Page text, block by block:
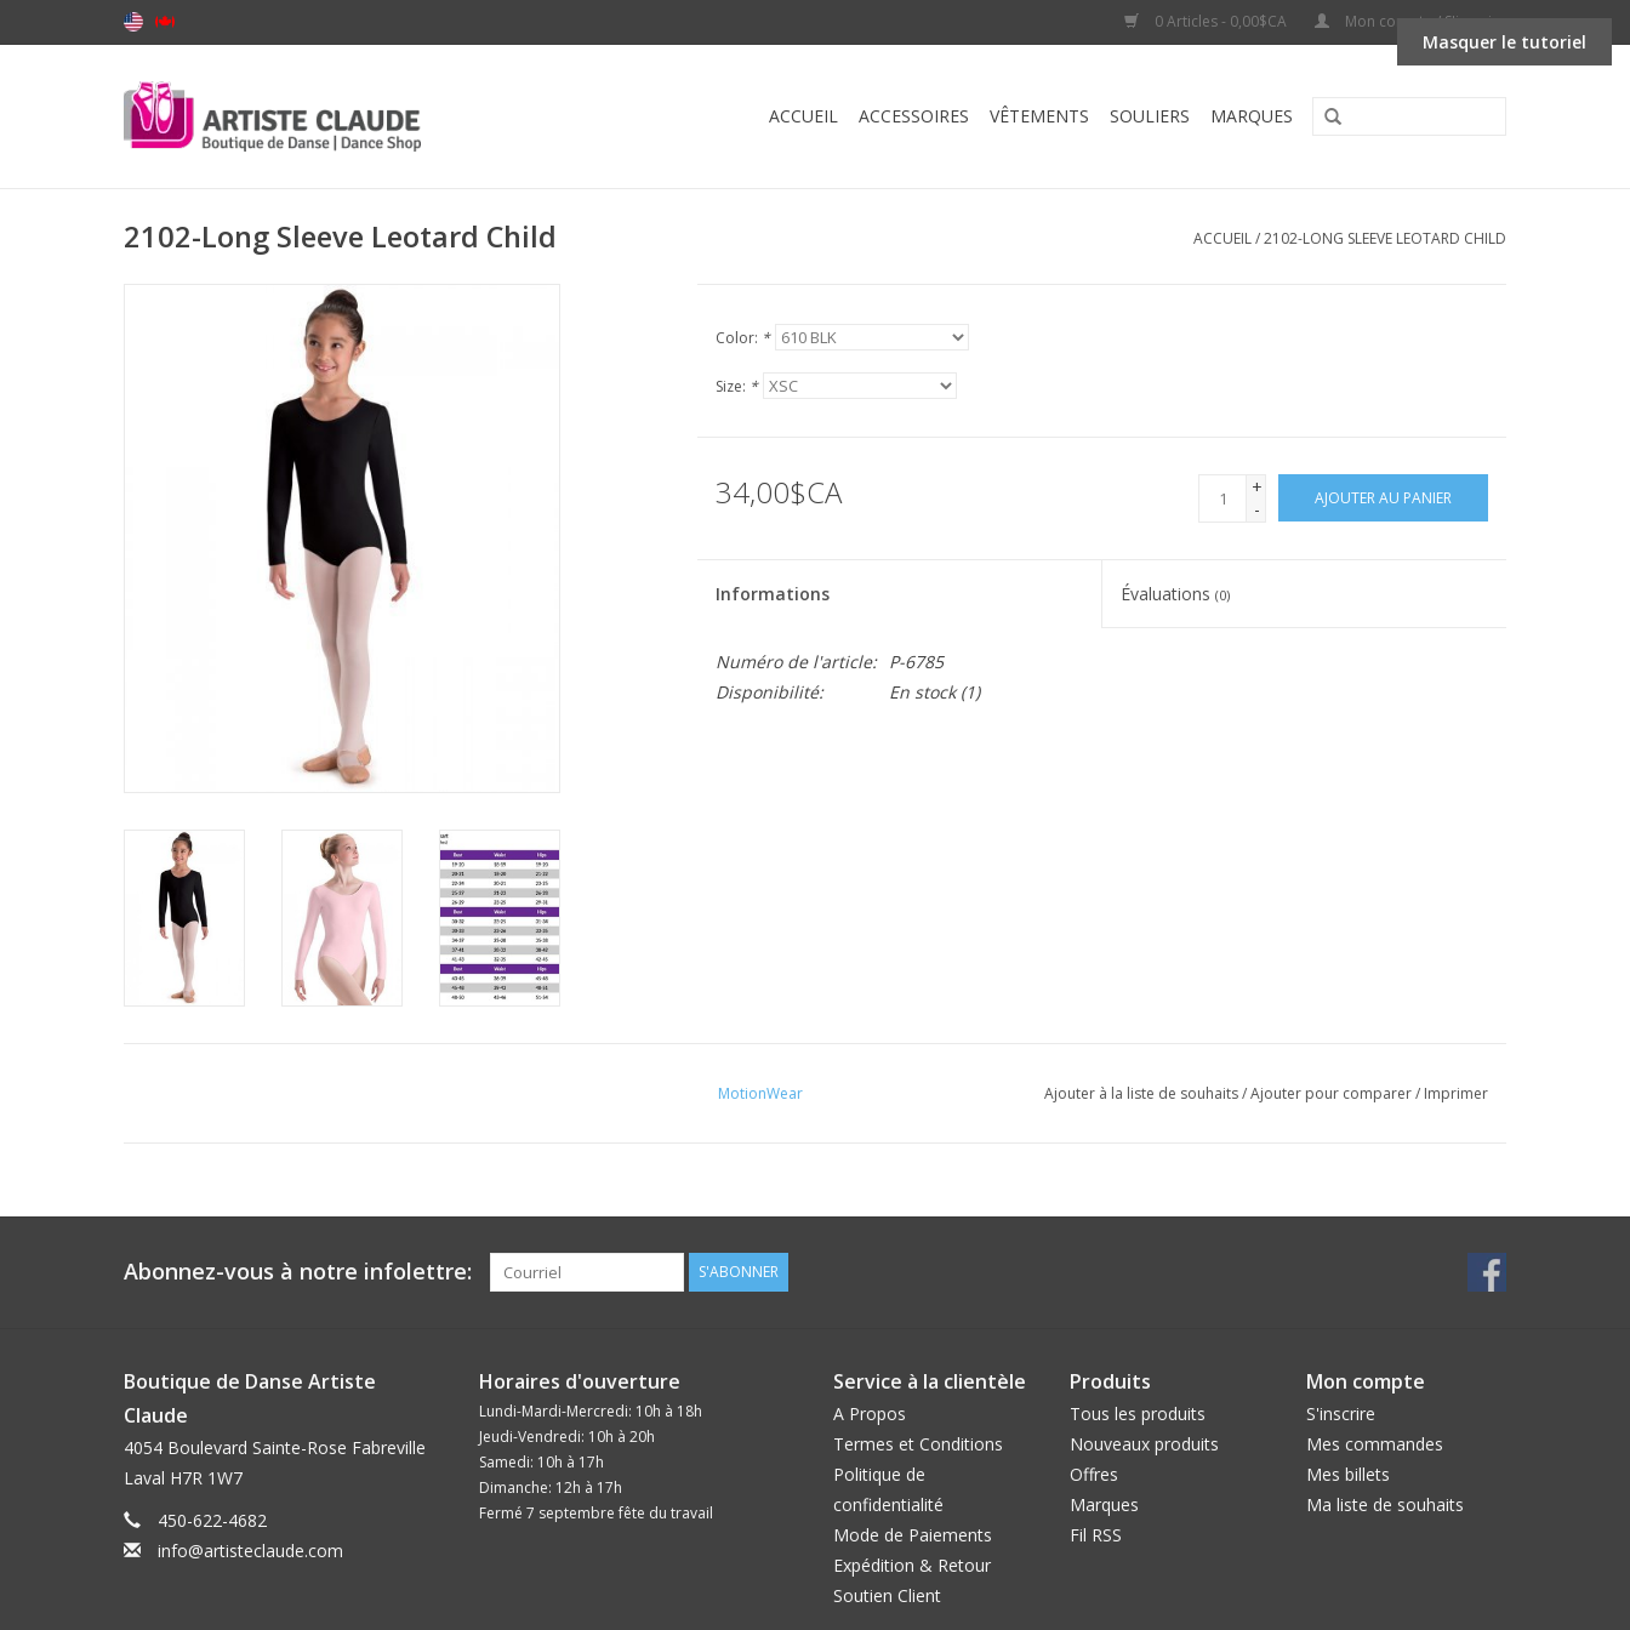
0 Articles - 0,00$CA Mon compte / S'inscrire
ACCUEIL ACCESSOIRES VÊTEMENTS SOULIERS MARQUES
2102-Long Sleeve Leotard Child ACCUEIL/2102-LONG SLEEVE LEOTARD CHILD
Color: *
Size: *
34,00$CA
+
-
AJOUTER AU PANIER
Informations Évaluations(0)
Numéro de l'article:
P-6785
Disponibilité:
En stock(1)
MotionWear Ajouter à la liste de souhaits/Ajouter pour comparer/ Imprimer
Abonnez-vous à notre infolettre: S'ABONNER
Boutique de Danse Artiste
Claude
4054 Boulevard Sainte-Rose Fabreville
Laval H7R 1W7
450-622-4682
info@artisteclaude.com
Horaires d'ouverture
Lundi-Mardi-Mercredi: 10h à 18h
Jeudi-Vendredi: 10h à 20h
Samedi: 10h à 17h
Dimanche: 12h à 17h
Fermé 7 septembre fête du travail
Service à la clientèle
A Propos
Termes et Conditions
Politique de
confidentialité
Mode de Paiements
Expédition & Retour
Soutien Client
Produits
Tous les produits
Nouveaux produits
Offres
Marques
Fil RSS
Mon compte
S'inscrire
Mes commandes
Mes billets
Ma liste de souhaits
Masquer le tutoriel